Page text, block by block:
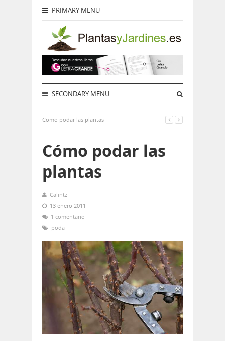
PRIMARY MENU
SECONDARY MENU
Cómo podar las plantas
Cómo podar las
plantas
Calintz
13 enero 2011
1 comentario
poda